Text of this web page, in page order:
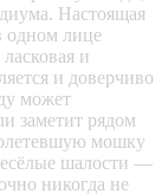
Настоящая
одном лице
и
и доверчиво
может
заметит рядом
мошку
шалости —
никогда не